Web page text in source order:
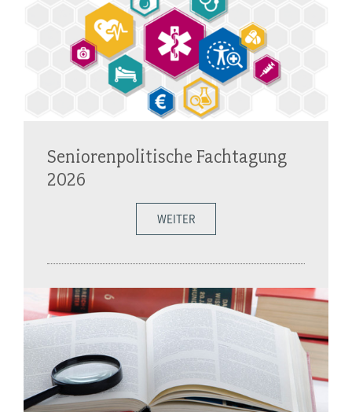
Seniorenpolitische Fachtagung
2026
WEITER